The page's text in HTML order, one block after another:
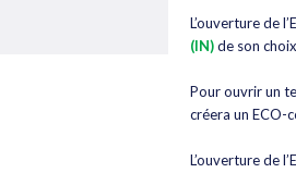
L’ouverture de
(IN)de son
Pour ouvrir un
créera un ECO-
L’ouverture de